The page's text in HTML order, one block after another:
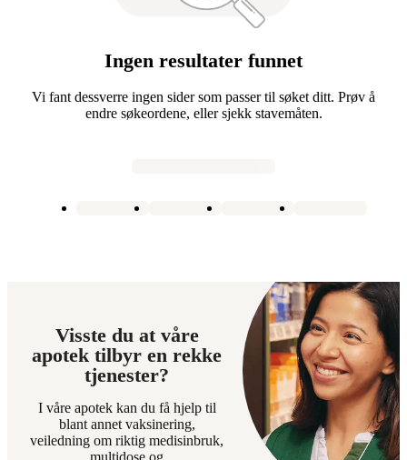
Ingen resultater funnet
Vi fant dessverre ingen sider som passer til søket ditt. Prøv å
endre søkeordene, eller sjekk stavemåten.
Visste du at våre
apotek tilbyr en rekke
tjenester?
I våre apotek kan du få hjelp til
blant annet vaksinering,
veiledning om riktig medisinbruk,